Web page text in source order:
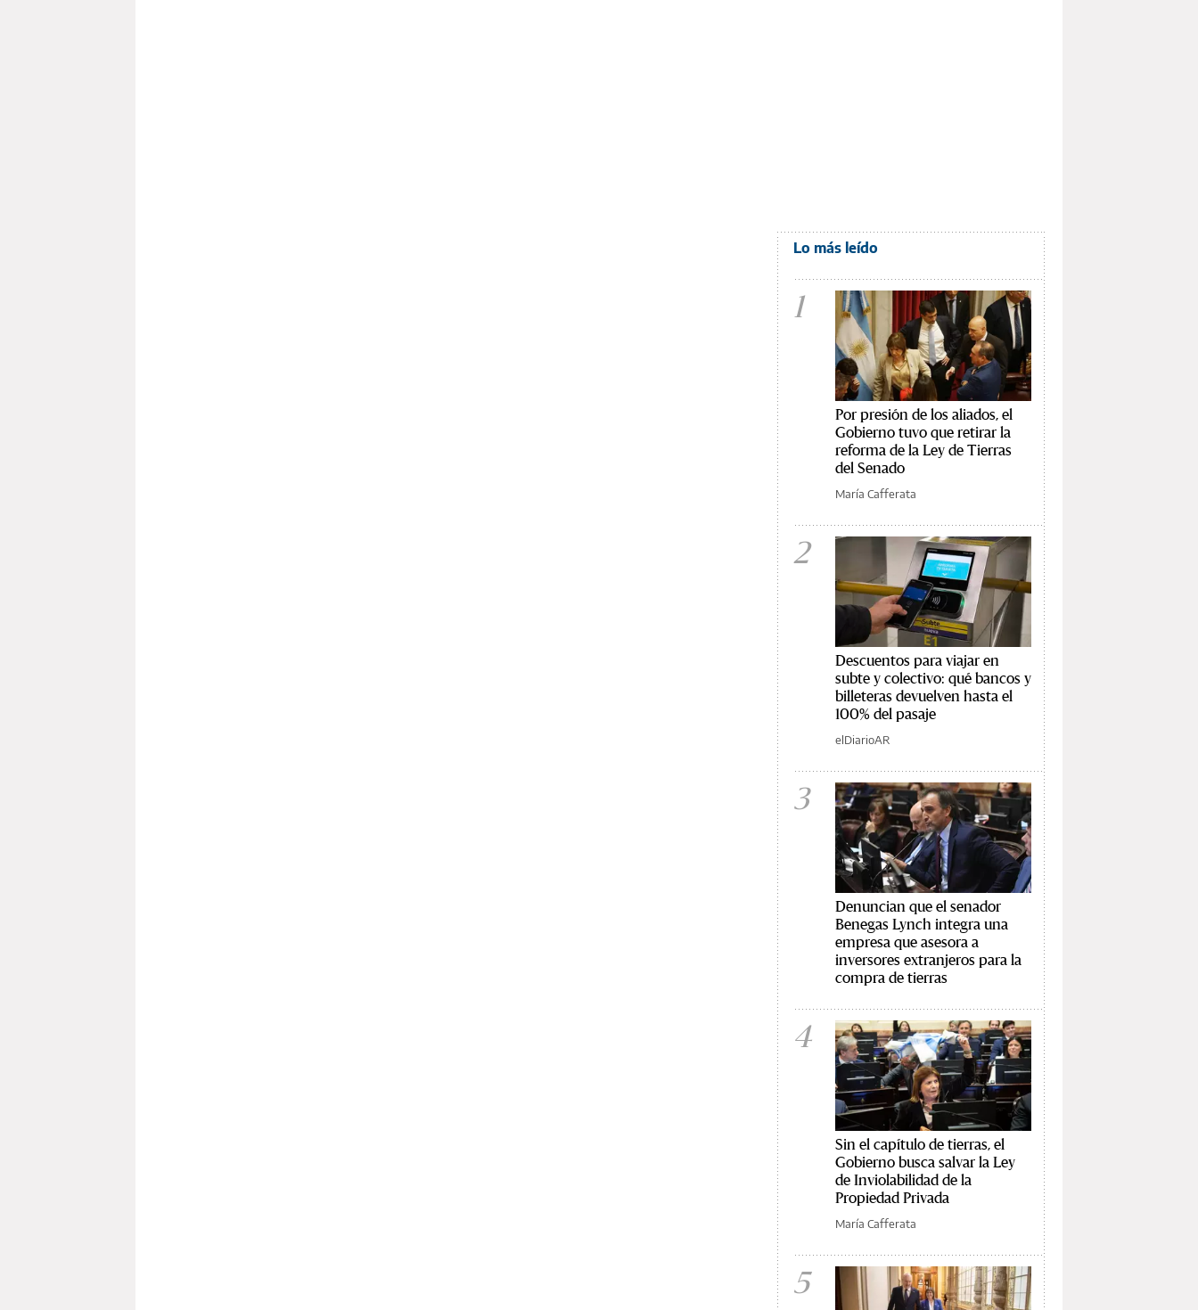
Lo más leído
1
Por presión de los aliados, el
Gobierno tuvo que retirar la
reforma de la Ley de Tierras
del Senado
María Cafferata
2
Descuentos para viajar en
subte y colectivo: qué bancos y
billeteras devuelven hasta el
100% del pasaje
elDiarioAR
3
Denuncian que el senador
Benegas Lynch integra una
empresa que asesora a
inversores extranjeros para la
compra de tierras
4
Sin el capítulo de tierras, el
Gobierno busca salvar la Ley
de Inviolabilidad de la
Propiedad Privada
María Cafferata
5